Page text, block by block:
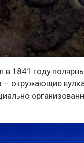
в 1841 году
окружающие